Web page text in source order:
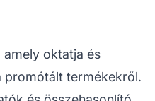
amely oktatja és
promótált termékekről.